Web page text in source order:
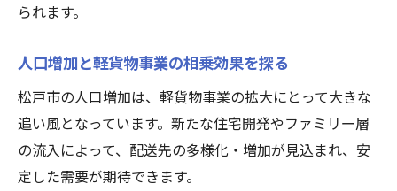
られます。
人口増加と軽貨物事業の相乗効果を探る
松戸市の人口増加は、軽貨物事業の拡大にとって大きな
追い風となっています。新たな住宅開発やファミリー層
の流入によって、配送先の多様化・増加が見込まれ、安
定した需要が期待できます。